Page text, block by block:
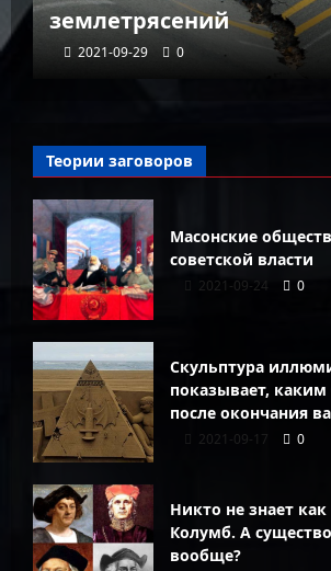
землетрясений
2021-09-29 0
Теории заговоров
Масонские
советской власти
2021-09-24 0
Скульптура
показывает,
после окончания
2021-09-17 0
Никто не знает
Колумб. А
вообще?